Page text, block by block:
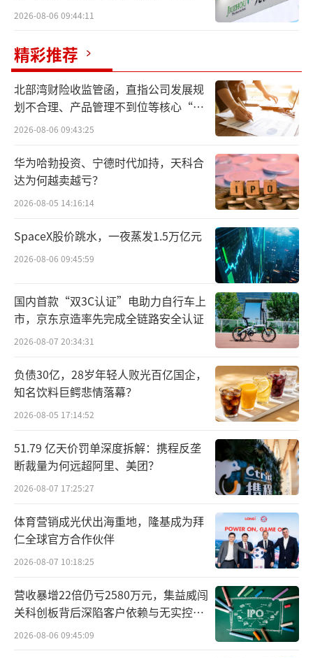
（来源：Choice数据，市值风云APP制表）
科创债ETF的火爆发行的现象反映出其背后
有多重因素推动，比如政策面的大力支持为该
类产品提供了有力的政策保障同时也说明了市
场对科创债ETF的产品设计给予了高度认可。
此外，这也反映出资金正在积极寻找债券
科创债ETF配置价值探讨
2025年以来，信用债ETF规模持续快速增
长，由2024年末541亿元攀升至2025年6月末22
（来源：万得数据、华西证券研究所）
规模增长如此迅速的主要原因是信用债ETF
具有低费率、持仓高透明度、高效交易机制的
优势，在低利率时代更受市场青睐。
而在交易机制方面，债券ETF（包括信用
难关待闯
2026-08-06 09:44:11
精彩推荐
北部湾财险收监管函，直指公司发展规
划不合理、产品管理不到位等核心“痛
点”
2026-08-06 09:43:25
华为哈勃投资、宁德时代加持，天科合
达为何越卖越亏？
2026-08-05 14:16:14
SpaceX股价跳水，一夜蒸发1.5万亿元
2026-08-06 09:45:59
国内首款“双3C认证”电助力自行车上
市，京东京造率先完成全链路安全认证
2026-08-07 20:34:31
负债30亿，28岁年轻人败光百亿国企，
知名饮料巨鳄悲情落幕？
2026-08-05 17:14:52
51.79 亿天价罚单深度拆解：携程反垄
断裁量为何远超阿里、美团？
2026-08-07 17:25:27
体育营销成光伏出海重地，隆基成为拜
仁全球官方合作伙伴
2026-08-07 10:18:25
营收暴增22倍仍亏2580万元，集益威闯
关科创板背后深陷客户依赖与无实控人
困局
2026-08-06 09:45:09